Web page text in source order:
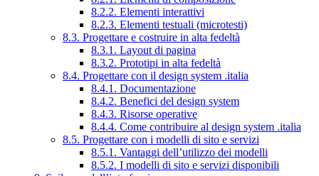
8.2.2. Elementi interattivi
8.2.3. Elementi testuali (microtesti)
8.3. Progettare e costruire in alta fedeltà
8.3.1. Layout di pagina
8.3.2. Prototipi in alta fedeltà
8.4. Progettare con il design system .italia
8.4.1. Documentazione
8.4.2. Benefici del design system
8.4.3. Risorse operative
8.4.4. Come contribuire al design system .italia
8.5. Progettare con i modelli di sito e servizi
8.5.1. Vantaggi dell’utilizzo dei modelli
8.5.2. I modelli di sito e servizi disponibili